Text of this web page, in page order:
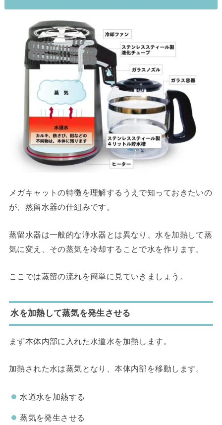
メガキャットの特徴を理解するうえで知っておきたいの
が、蒸留水器の仕組みです。
蒸留水器は一般的な浄水器とは異なり、水を加熱して蒸
気に変え、その蒸気を冷却することで水を作ります。
ここでは蒸留の流れを簡単に見ていきましょう。
水を加熱して蒸気を発生させる
まず本体内部に入れた水道水を加熱します。
加熱された水は蒸気となり、本体内部を移動します。
水道水を加熱する
蒸気を発生させる